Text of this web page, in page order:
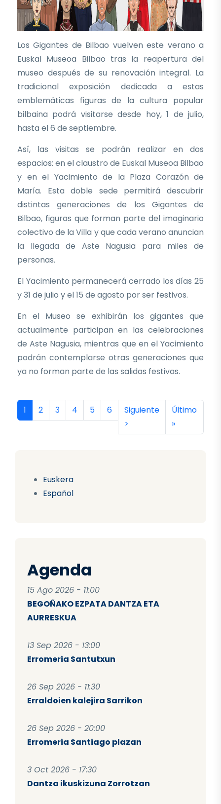
Euskera
Español
Agenda
15 Ago 2026 - 11:00
BEGOÑAKO EZPATA DANTZA ETA
AURRESKUA
13 Sep 2026 - 13:00
Erromeria Santutxun
26 Sep 2026 - 11:30
Erraldoien kalejira Sarrikon
26 Sep 2026 - 20:00
Erromeria Santiago plazan
3 Oct 2026 - 17:30
Dantza ikuskizuna Zorrotzan
Los Gigantes de Bilbao vuelven este verano a
Euskal Museoa Bilbao tras la reapertura del
museo después de su renovación integral. La
tradicional exposición dedicada a estas
emblemáticas figuras de la cultura popular
bilbaina podrá visitarse desde hoy, 1 de julio,
hasta el 6 de septiembre.
Así, las visitas se podrán realizar en dos
espacios: en el claustro de Euskal Museoa Bilbao
y en el Yacimiento de la Plaza Corazón de
María. Esta doble sede permitirá descubrir
distintas generaciones de los Gigantes de
Bilbao, figuras que forman parte del imaginario
colectivo de la Villa y que cada verano anuncian
la llegada de Aste Nagusia para miles de
personas.
El Yacimiento permanecerá cerrado los días 25
y 31 de julio y el 15 de agosto por ser festivos.
En el Museo se exhibirán los gigantes que
actualmente participan en las celebraciones
de Aste Nagusia, mientras que en el Yacimiento
podrán contemplarse otras generaciones que
ya no forman parte de las salidas festivas.
Paginación
Página actual
1 Página
2 Página
3 Página
4 Página
5 Página
6 Siguiente página
Siguiente
>
Última
Último
»